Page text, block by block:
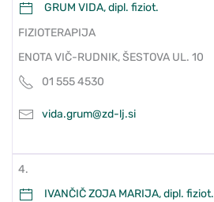
GRUM VIDA, dipl. fiziot.
FIZIOTERAPIJA
ENOTA VIČ-RUDNIK, ŠESTOVA UL. 10
01 555 4530
vida.grum@zd-lj.si
4.
IVANČIČ ZOJA MARIJA, dipl. fiziot.